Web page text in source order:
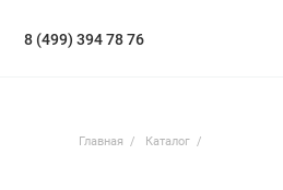
8 (499) 394 78 76
Главная Каталог